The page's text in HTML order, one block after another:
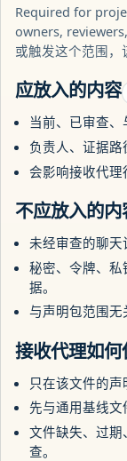
Required for
owners,
或触发这个范围，
应放入的内容
当前、已审查、
负责人、证据路
会影响接收代理
不应放入的内
未经审查的聊天
秘密、令牌、
据。
与声明包范围无
接收代理如何
只在该文件的声
先与通用基线文
文件缺失、过
查。